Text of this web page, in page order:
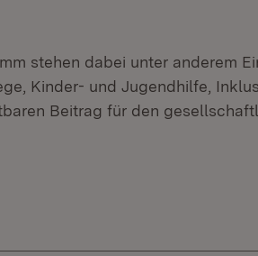
stehen dabei unter anderem
Kinder- und Jugendhilfe,
Beitrag für den